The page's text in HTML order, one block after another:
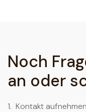
Noch
an oder
1. Kontakt